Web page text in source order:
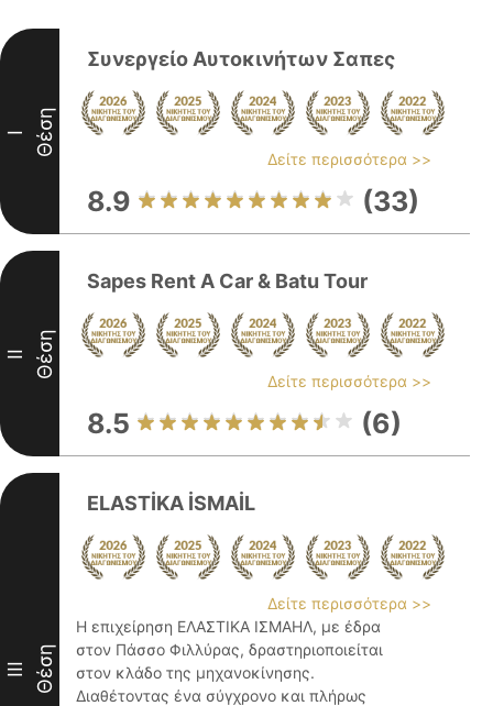
I Θέση
Συνεργείο Αυτοκινήτων Σαπες
Δείτε περισσότερα >>
8.9 (33)
II Θέση
Sapes Rent A Car & Batu Tour
Δείτε περισσότερα >>
8.5 (6)
III Θέση
ELASTİKA İSMAİL
Δείτε περισσότερα >>
Η επιχείρηση ΕΛΑΣΤΙΚΑ ΙΣΜΑΗΛ, με έδρα
στον Πάσσο Φιλλύρας, δραστηριοποιείται
στον κλάδο της μηχανοκίνησης.
Διαθέτοντας ένα σύγχρονο και πλήρως